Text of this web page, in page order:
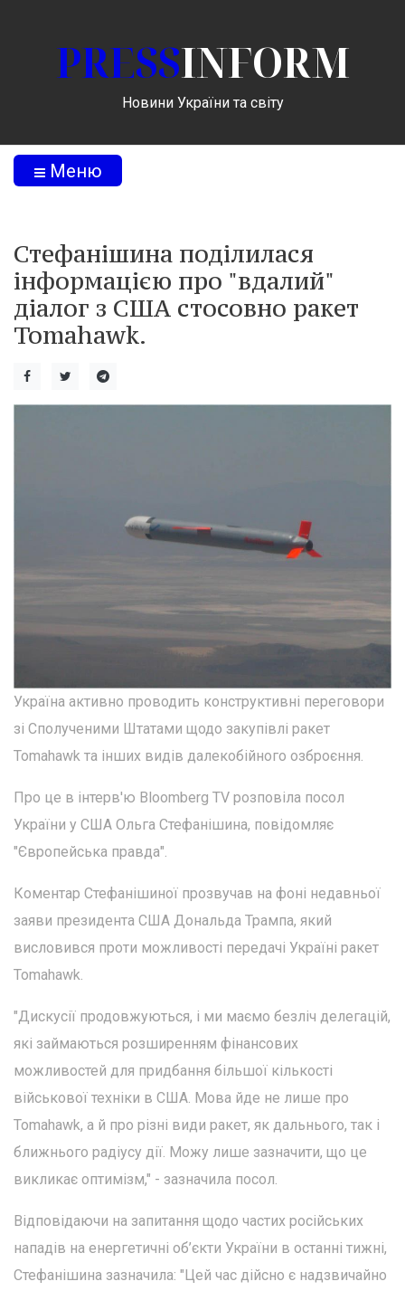
PRESSINFORM
Новини України та світу
Меню
Стефанішина поділилася
інформацією про "вдалий"
діалог з США стосовно ракет
Tomahawk.
Україна активно проводить конструктивні переговори
зі Сполученими Штатами щодо закупівлі ракет
Tomahawk та інших видів далекобійного озброєння.
Про це в інтерв'ю Bloomberg TV розповіла посол
України у США Ольга Стефанішина, повідомляє
"Європейська правда".
Коментар Стефанішиної прозвучав на фоні недавньої
заяви президента США Дональда Трампа, який
висловився проти можливості передачі Україні ракет
Tomahawk.
"Дискусії продовжуються, і ми маємо безліч делегацій,
які займаються розширенням фінансових
можливостей для придбання більшої кількості
військової техніки в США. Мова йде не лише про
Tomahawk, а й про різні види ракет, як дальнього, так і
ближнього радіусу дії. Можу лише зазначити, що це
викликає оптимізм," - зазначила посол.
Відповідаючи на запитання щодо частих російських
нападів на енергетичні об’єкти України в останні тижні,
Стефанішина зазначила: "Цей час дійсно є надзвичайно